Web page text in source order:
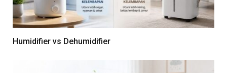
Humidifier vs Dehumidifier